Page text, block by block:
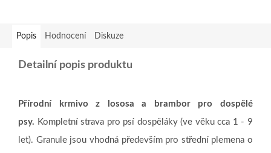
Popis Hodnocení Diskuze
Detailní popis produktu
Přírodní krmivo z lososa a brambor pro dospělé
psy. Kompletní strava pro psí dospěláky (ve věku cca 1 - 9
let). Granule jsou vhodná především pro střední plemena o